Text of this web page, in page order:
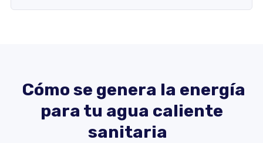
Cómo se genera la energía
para tu agua caliente
sanitaria